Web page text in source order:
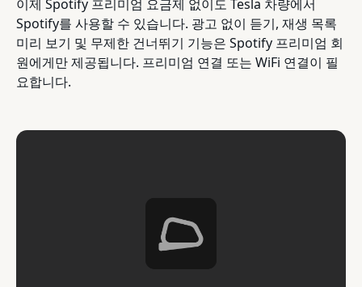
이제 Spotify 프리미엄 요금제 없이도 Tesla 차량에서
Spotify를 사용할 수 있습니다. 광고 없이 듣기, 재생 목록
미리 보기 및 무제한 건너뛰기 기능은 Spotify 프리미엄 회
원에게만 제공됩니다. 프리미엄 연결 또는 WiFi 연결이 필
요합니다.